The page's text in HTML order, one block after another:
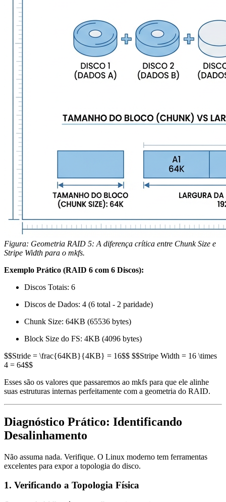
Figura: Geometria RAID 5: A diferença crítica entre Chunk Size e
Stripe Width para o mkfs.
Exemplo Prático (RAID 6 com 6 Discos):
Discos Totais: 6
Discos de Dados: 4 (6 total - 2 paridade)
Chunk Size: 64KB (65536 bytes)
Block Size do FS: 4KB (4096 bytes)
$$Stride = \frac{64KB}{4KB} = 16$$ $$Stripe Width = 16 \times
4 = 64$$
Esses são os valores que passaremos ao mkfs para que ele alinhe
suas estruturas internas perfeitamente com a geometria do RAID.
Diagnóstico Prático: Identificando
Desalinhamento
Não assuma nada. Verifique. O Linux moderno tem ferramentas
excelentes para expor a topologia do disco.
1. Verificando a Topologia Física